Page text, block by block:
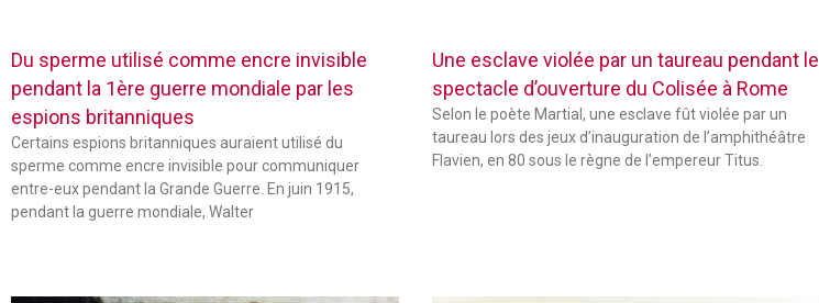
Du sperme utilisé comme encre invisible
pendant la 1ère guerre mondiale par les
espions britanniques
Certains espions britanniques auraient utilisé du
sperme comme encre invisible pour communiquer
entre-eux pendant la Grande Guerre. En juin 1915,
pendant la guerre mondiale, Walter
Une esclave violée par un taureau pendant le
spectacle d’ouverture du Colisée à Rome
Selon le poète Martial, une esclave fût violée par un
taureau lors des jeux d’inauguration de l’amphithéâtre
Flavien, en 80 sous le règne de l’empereur Titus.